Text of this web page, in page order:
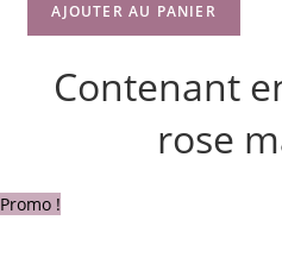
AJOUTER AU PANIER
Contenant
rose
Promo !